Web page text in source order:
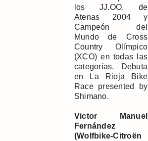
los JJ.OO. de
Atenas 2004 y
Campeón del
Mundo de Cross
Country Olímpico
(XCO) en todas las
categorías. Debuta
en La Rioja Bike
Race presented by
Shimano.
Victor Manuel
Fernández
(Wolfbike-Citroën